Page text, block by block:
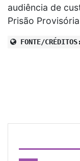
audiência de
Prisão
FONTE/CRÉDITOS: